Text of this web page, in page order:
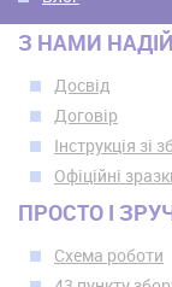
З НАМИ
Досвід
Договір
Інструкція зі
Офіційні
ПРОСТО І
Схема роботи